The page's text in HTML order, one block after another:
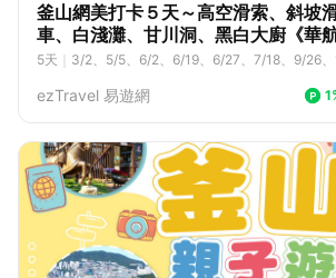
釜山網美打卡５天～高空滑索、斜坡
車、白淺灘、甘川洞、黑白大廚《華
5天 3/2、5/5、6/2、6/19、6/27、7/18、9/26
ezTravel 易遊網